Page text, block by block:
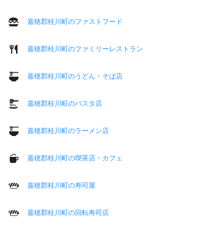
嘉穂郡桂川町のファストフード
嘉穂郡桂川町のファミリーレストラン
嘉穂郡桂川町のうどん・そば店
嘉穂郡桂川町のパスタ店
嘉穂郡桂川町のラーメン店
嘉穂郡桂川町の喫茶店・カフェ
嘉穂郡桂川町の寿司屋
嘉穂郡桂川町の回転寿司店